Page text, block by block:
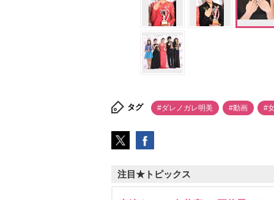
タグ #ダレノガレ明美 #動画 #
注目★トピックス